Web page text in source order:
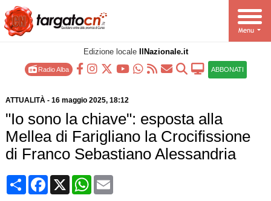
Edizione locale IlNazionale.it
Radio Alba ABBONATI
ATTUALITÀ- 16 maggio 2025, 18:12
"Io sono la chiave": esposta alla
Mellea di Farigliano la Crocifissione
di Franco Sebastiano Alessandria
CondividiFacebook
X WhatsApp
Email